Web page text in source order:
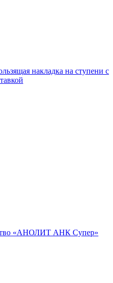
накладка на ступени с
«АНОЛИТ АНК Супер»